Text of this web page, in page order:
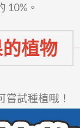
10%。
植物
試種植哦！